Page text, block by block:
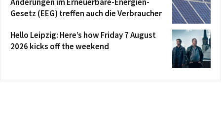
Gesetz (EEG) treffen auch die Verbraucher
Hello Leipzig: Here’s how Friday 7 August
2026 kicks off the weekend